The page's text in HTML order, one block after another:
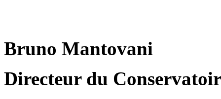
Bruno Mantovani
Directeur du